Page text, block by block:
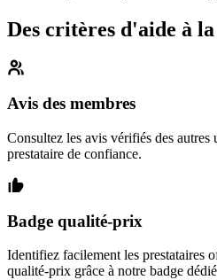
Des critères d'aide à
Avis des membres
Consultez les avis vérifiés des
prestataire de confiance.
Badge qualité-prix
Identifiez facilement les prestataires
qualité-prix grâce à notre badge